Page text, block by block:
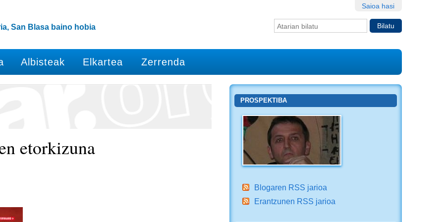
Saioa hasi
Bilatu atarian
San Blasa baino hobia
Albisteak Elkartea Zerrenda
etorkizuna
PROSPEKTIBA
Blogaren RSS jarioa
Erantzunen RSS jarioa